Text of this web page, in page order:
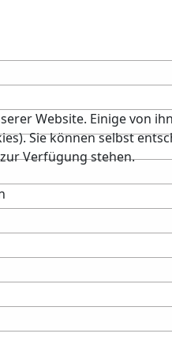
Website. Einige von
Sie können selbst
Verfügung stehen.